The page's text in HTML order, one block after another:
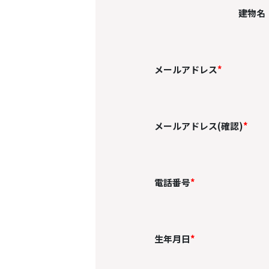
建物名
メールアドレス*
メールアドレス(確認)*
電話番号*
生年月日*